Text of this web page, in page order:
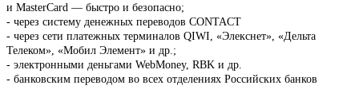
и MasterCard — быстро и безопасно;
- через систему денежных переводов CONTACT
- через сети платежных терминалов QIWI, «Элекснет», «Дельта
Телеком», «Мобил Элемент» и др.;
- электронными деньгами WebMoney, RBK и др.
- банковским переводом во всех отделениях Российских банков